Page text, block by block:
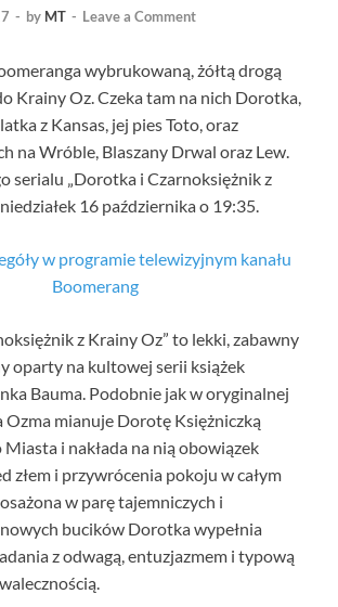
- by MT - Leave a Comment
wybrukowaną, żółtą drogą
Krainy Oz. Czeka tam na nich Dorotka,
z Kansas, jej pies Toto, oraz
na Wróble, Blaszany Drwal oraz Lew.
serialu „Dorotka i Czarnoksiężnik z
16 października o 19:35.
w programie telewizyjnym kanału
Boomerang
z Krainy Oz” to lekki, zabawny
oparty na kultowej serii książek
Bauma. Podobnie jak w oryginalnej
mianuje Dorotę Księżniczką
i nakłada na nią obowiązek
złem i przywrócenia pokoju w całym
w parę tajemniczych i
bucików Dorotka wypełnia
z odwagą, entuzjazmem i typową